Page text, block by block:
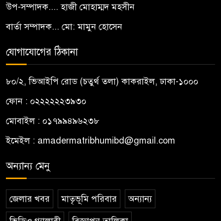
উপ-সম্পাদক.... হাজী মোহাম্মদ মহসীন
বার্তা সম্পাদক... মো: মামুন হোসেন
যোগাযোগের ঠিকানা
৮০/২, ভিআইপি রোড (চতুর্থ তলা) কাকরাইল, ঢাকা-১০০০
ফোন : ০২২২২২২৩৯৩০
মোবাইল : ০১৭৯৯৪৯৬২৩৮
ইমেইল : amadermatribhumibd@gmail.com
অন্যান্য মেনু
জেলার খবর মাতৃভূমি পরিবার অন্যান্য